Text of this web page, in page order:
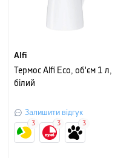
Alfi
Термос Alfi Eco, об'єм 1 л,
білий
Залишити відгук
3 3 3